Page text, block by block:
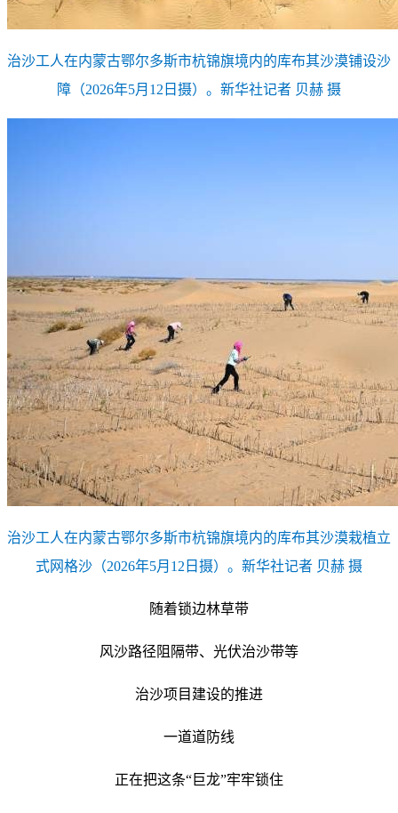
治沙工人在内蒙古鄂尔多斯市杭锦旗境内的库布其沙漠铺设沙
障（2026年5月12日摄）。新华社记者 贝赫 摄
治沙工人在内蒙古鄂尔多斯市杭锦旗境内的库布其沙漠栽植立
式网格沙（2026年5月12日摄）。新华社记者 贝赫 摄
随着锁边林草带
风沙路径阻隔带、光伏治沙带等
治沙项目建设的推进
一道道防线
正在把这条“巨龙”牢牢锁住